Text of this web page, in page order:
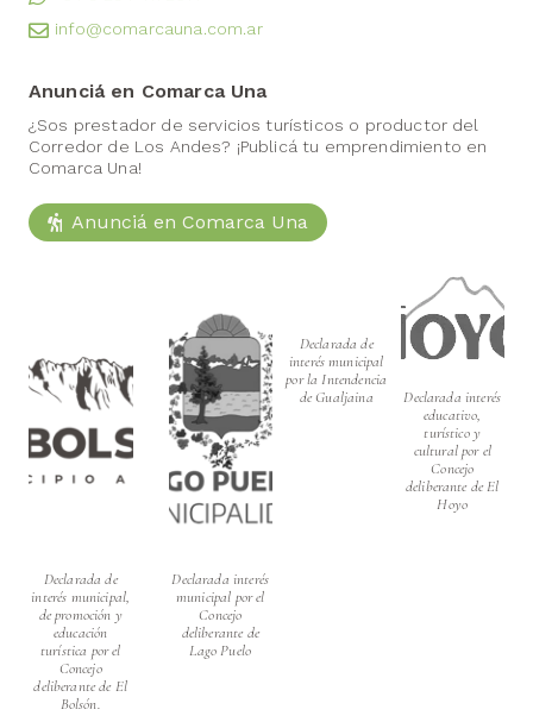
info@comarcauna.com.ar
Anunciá en Comarca Una
¿Sos prestador de servicios turísticos o productor del
Corredor de Los Andes? ¡Publicá tu emprendimiento en
Comarca Una!
Anunciá en Comarca Una
Declarada de
interés municipal,
de promoción y
educación
turística por el
Concejo
deliberante de El
Bolsón.
Declarada interés
municipal por el
Concejo
deliberante de
Lago Puelo
Declarada de
interés municipal
por la Intendencia
de Gualjaina
Declarada interés
educativo,
turístico y
cultural por el
Concejo
deliberante de El
Hoyo